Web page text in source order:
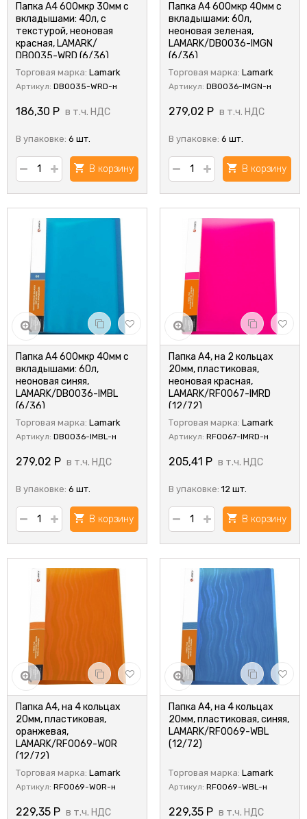
Папка А4 600мкр 30мм с
вкладышами: 40л, с
текстурой, неоновая
красная, LAMARK/
DB0035-WRD (6/36)
Торговая марка: Lamark
Артикул: DB0035-WRD-н
186,30 Р в т.ч. НДС
В упаковке: 6 шт.
В корзину
Папка А4 600мкр 40мм с
вкладышами: 60л,
неоновая зеленая,
LAMARK/DB0036-IMGN
(6/36)
Торговая марка: Lamark
Артикул: DB0036-IMGN-н
279,02 Р в т.ч. НДС
В упаковке: 6 шт.
В корзину
Папка А4 600мкр 40мм с
вкладышами: 60л,
неоновая синяя,
LAMARK/DB0036-IMBL
(6/36)
Торговая марка: Lamark
Артикул: DB0036-IMBL-н
279,02 Р в т.ч. НДС
В упаковке: 6 шт.
В корзину
Папка А4, на 2 кольцах
20мм, пластиковая,
неоновая красная,
LAMARK/RF0067-IMRD
(12/72)
Торговая марка: Lamark
Артикул: RF0067-IMRD-н
205,41 Р в т.ч. НДС
В упаковке: 12 шт.
В корзину
Папка А4, на 4 кольцах
20мм, пластиковая,
оранжевая,
LAMARK/RF0069-WOR
(12/72)
Торговая марка: Lamark
Артикул: RF0069-WOR-н
229,35 Р в т.ч. НДС
Папка А4, на 4 кольцах
20мм, пластиковая, синяя,
LAMARK/RF0069-WBL
(12/72)
Торговая марка: Lamark
Артикул: RF0069-WBL-н
229,35 Р в т.ч. НДС